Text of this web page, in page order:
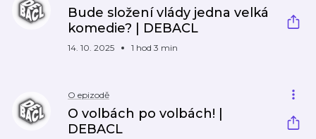
Bude složení vlády jedna velká
komedie? | DEBACL
14. 10. 2025 1 hod 3 min
O epizodě
O volbách po volbách! |
DEBACL